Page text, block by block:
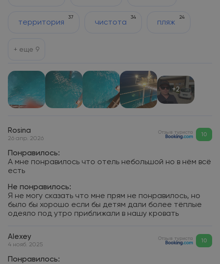
территория
37
чистота
34
пляж
24
+ еще 9
+2
Rosina
26 апр. 2026
Отзыв туриста 10
Понравилось:
А мне понравилось что отель небольшой но в нём всё
есть
Не понравилось:
Я не могу сказать что мне прям не понравилось, но
было бы хорошо если бы детям дали более тёплые
одеяло под утро приближали в нашу кровать
Alexey
4 нояб. 2025
Отзыв туриста 10
Понравилось: